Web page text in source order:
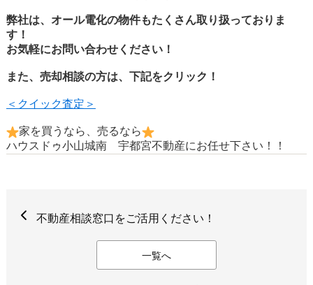
弊社は、オール電化の物件もたくさん取り扱っておりま
す！
お気軽にお問い合わせください！
また、売却相談の方は、下記をクリック！
＜クイック査定＞
家を買うなら、売るなら
ハウスドゥ小山城南 宇都宮不動産にお任せ下さい！！
不動産相談窓口をご活用ください！
一覧へ